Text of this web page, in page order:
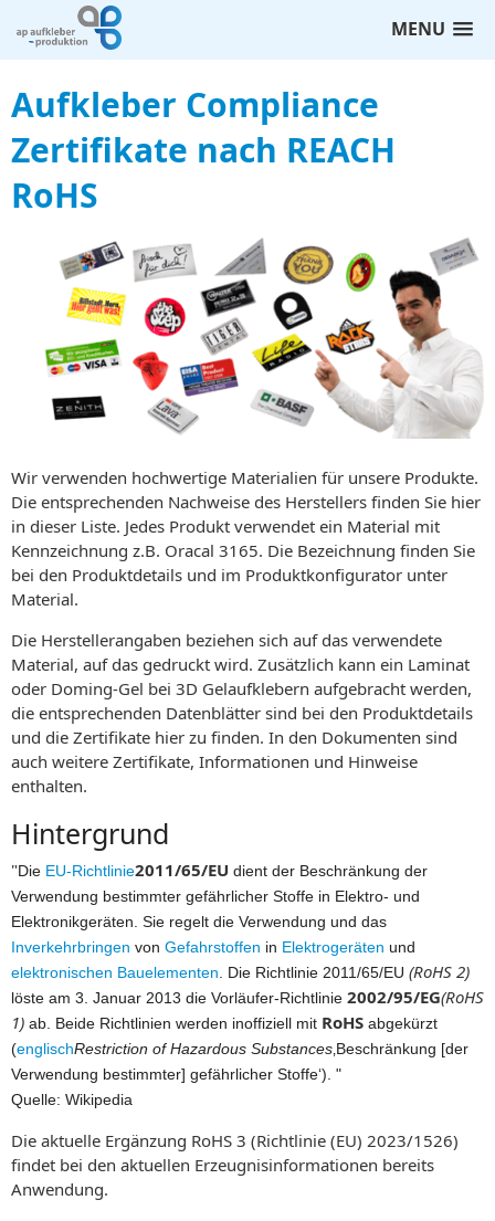
MENU
Aufkleber Compliance
Zertifikate nach REACH
RoHS
Wir verwenden hochwertige Materialien für unsere Produkte.
Die entsprechenden Nachweise des Herstellers finden Sie hier
in dieser Liste. Jedes Produkt verwendet ein Material mit
Kennzeichnung z.B. Oracal 3165. Die Bezeichnung finden Sie
bei den Produktdetails und im Produktkonfigurator unter
Material.
Die Herstellerangaben beziehen sich auf das verwendete
Material, auf das gedruckt wird. Zusätzlich kann ein Laminat
oder Doming-Gel bei 3D Gelaufklebern aufgebracht werden,
die entsprechenden Datenblätter sind bei den Produktdetails
und die Zertifikate hier zu finden. In den Dokumenten sind
auch weitere Zertifikate, Informationen und Hinweise
enthalten.
Hintergrund
"Die EU-Richtlinie2011/65/EU dient der Beschränkung der
Verwendung bestimmter gefährlicher Stoffe in Elektro- und
Elektronikgeräten. Sie regelt die Verwendung und das
Inverkehrbringen von Gefahrstoffen in Elektrogeräten und
elektronischen Bauelementen . Die Richtlinie 2011/65/EU (RoHS 2)
löste am 3. Januar 2013 die Vorläufer-Richtlinie 2002/95/EG(RoHS
1) ab. Beide Richtlinien werden inoffiziell mit RoHS abgekürzt
(englischRestriction of Hazardous Substances ‚Beschränkung [der
Verwendung bestimmter] gefährlicher Stoffe‘). "
Quelle: Wikipedia
Die aktuelle Ergänzung RoHS 3 (Richtlinie (EU) 2023/1526)
findet bei den aktuellen Erzeugnisinformationen bereits
Anwendung.